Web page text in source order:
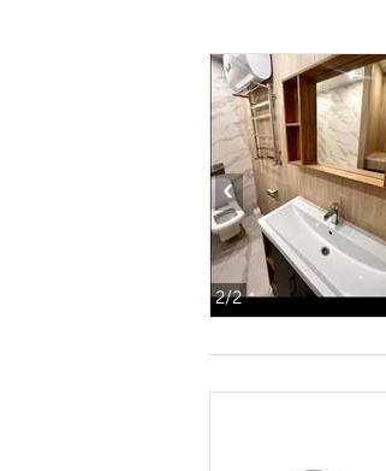
2/2
‹